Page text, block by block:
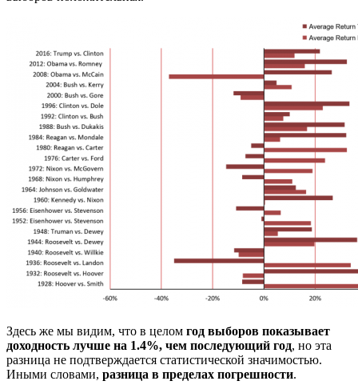
Здесь же мы видим, что в целом год выборов показывает
доходность лучше на 1.4%, чем последующий год, но эта
разница не подтверждается статистической значимостью.
Иными словами, разница в пределах погрешности.